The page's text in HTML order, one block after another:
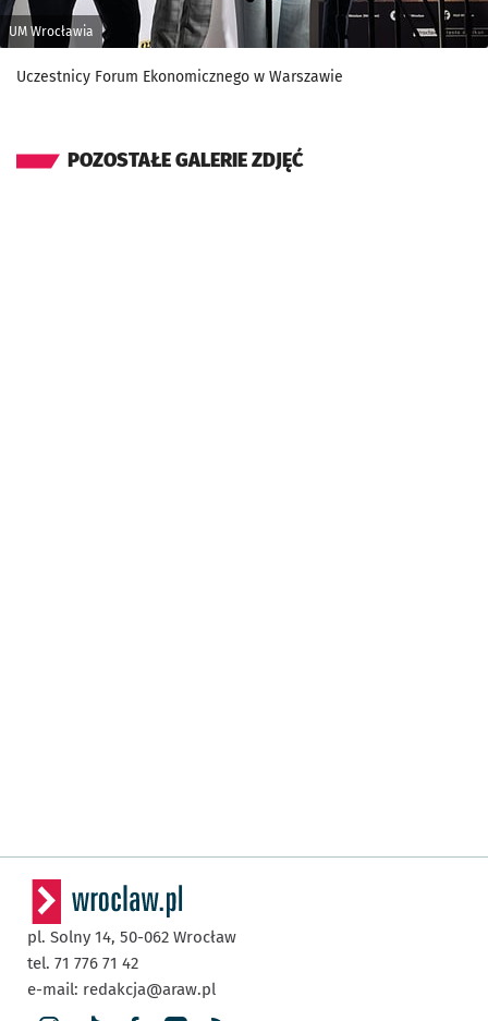
UM Wrocławia
Uczestnicy Forum Ekonomicznego w Warszawie
POZOSTAŁE GALERIE ZDJĘĆ
pl. Solny 14, 50-062 Wrocław
tel. 71 776 71 42
e-mail: redakcja@araw.pl